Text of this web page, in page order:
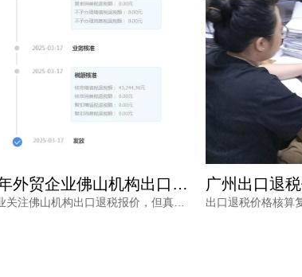
2025年外贸企业佛山机构出口退税报价多少？选错白花钱